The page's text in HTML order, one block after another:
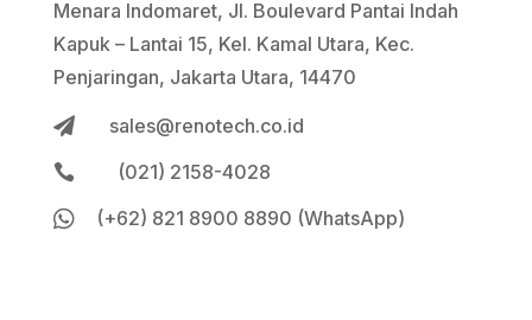
Menara Indomaret, Jl. Boulevard Pantai Indah
Kapuk – Lantai 15, Kel. Kamal Utara, Kec.
Penjaringan, Jakarta Utara, 14470
 sales@renotech.co.id
 (021) 2158-4028
 (+62) 821 8900 8890 (WhatsApp)